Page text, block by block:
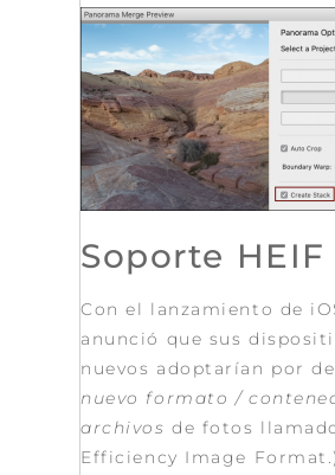
Soporte HEIF
Con el lanzamiento de
anunció que sus
nuevos adoptarían por
nuevo formato /
archivos de fotos
Efficiency Image Format.)